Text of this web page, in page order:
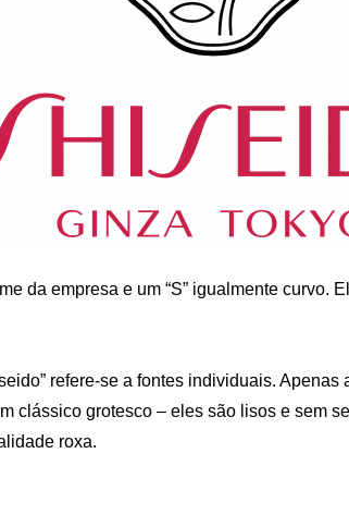
da empresa e um “S” igualmente curvo.
refere-se a fontes individuais. Apenas
clássico grotesco – eles são lisos e sem
roxa.